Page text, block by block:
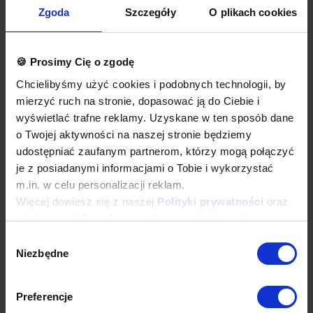
Zgoda Szczegóły O plikach cookies
🍪 Prosimy Cię o zgodę
Chcielibyśmy użyć cookies i podobnych technologii, by
mierzyć ruch na stronie, dopasować ją do Ciebie i
wyświetlać trafne reklamy. Uzyskane w ten sposób dane
o Twojej aktywności na naszej stronie będziemy
udostępniać zaufanym partnerom, którzy mogą połączyć
je z posiadanymi informacjami o Tobie i wykorzystać
m.in. w celu personalizacji reklam.
Więcej dowiesz się z naszej Polityki prywatności oraz
zInformacji Google o przetwarzaniu danych.
zgody
Niezbędne
Preferencje
więcej indywidualnych nieprzelotowych modułów.
wyposażenie okapu.
Okapy nie są wyposażone w wentylatory.
Okap należy podłączyć do wentylatora lub instalacji
wentylacyjnej w budynku.
Opcje dodatkowe
łapacze tłuszczu wielokrotnego użytku, do mycia w każdej
zmywarce
oświetlenie
króćce okrągłe lub prostokątne
wykonanie w standardzie AISI 304
inne dodatkowe wymagania
Wyposażenie dodatkowe dostępne za dopłatą. Prosimy o wybranie
odpowiednich opcji przed dodaniem produktu do koszyka. W
przypadku niestandardowych wymagań dotyczących produktu
Najwyższa jakość wykonania